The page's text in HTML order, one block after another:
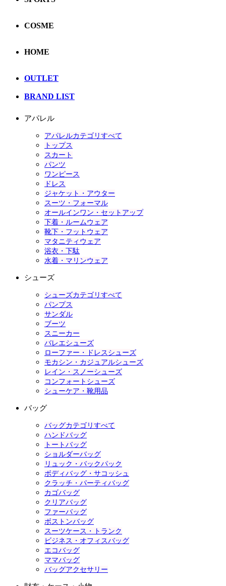
COSME
HOME
OUTLET
BRAND LIST
アパレル
アパレルカテゴリすべて
トップス
スカート
パンツ
ワンピース
ドレス
ジャケット・アウター
スーツ・フォーマル
オールインワン・セットアップ
下着・ルームウェア
靴下・フットウェア
マタニティウェア
浴衣・下駄
水着・マリンウェア
シューズ
シューズカテゴリすべて
パンプス
サンダル
ブーツ
スニーカー
バレエシューズ
ローファー・ドレスシューズ
モカシン・カジュアルシューズ
レイン・スノーシューズ
コンフォートシューズ
シューケア・靴用品
バッグ
バッグカテゴリすべて
ハンドバッグ
トートバッグ
ショルダーバッグ
リュック・バックパック
ボディバッグ・サコッシュ
クラッチ・パーティバッグ
カゴバッグ
クリアバッグ
ファーバッグ
ボストンバッグ
スーツケース・トランク
ビジネス・オフィスバッグ
エコバッグ
ママバッグ
バッグアクセサリー